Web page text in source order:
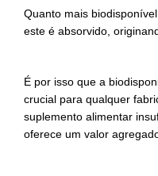
Quanto mais
este é absorvido,
É por isso que a
crucial para qualquer
suplemento alimentar
oferece um valor